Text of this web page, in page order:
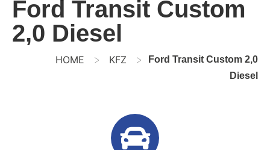
Ford Transit Custom
2,0 Diesel
HOME > KFZ >
Ford Transit Custom 2,0
Diesel